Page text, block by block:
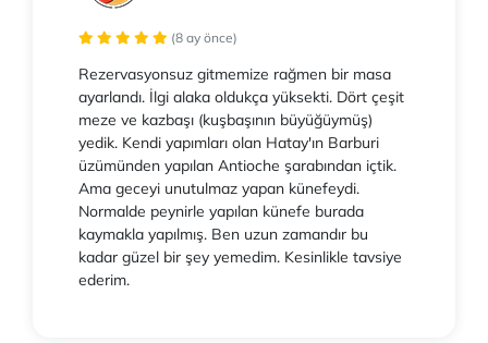
(8 ay önce)
Rezervasyonsuz gitmemize rağmen bir masa
ayarlandı. İlgi alaka oldukça yüksekti. Dört çeşit
meze ve kazbaşı (kuşbaşının büyüğüymüş)
yedik. Kendi yapımları olan Hatay'ın Barburi
üzümünden yapılan Antioche şarabından içtik.
Ama geceyi unutulmaz yapan künefeydi.
Normalde peynirle yapılan künefe burada
kaymakla yapılmış. Ben uzun zamandır bu
kadar güzel bir şey yemedim. Kesinlikle tavsiye
ederim.